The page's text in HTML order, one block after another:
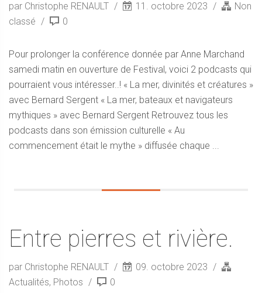
par Christophe RENAULT 11. octobre 2023
Non
classé
0
Pour prolonger la conférence donnée par Anne Marchand
samedi matin en ouverture de Festival, voici 2 podcasts qui
pourraient vous intéresser..! « La mer, divinités et créatures »
avec Bernard Sergent « La mer, bateaux et navigateurs
mythiques » avec Bernard Sergent Retrouvez tous les
podcasts dans son émission culturelle « Au
commencement était le mythe » diffusée chaque ...
Entre pierres et rivière.
par Christophe RENAULT
09. octobre 2023
Actualités, Photos 0